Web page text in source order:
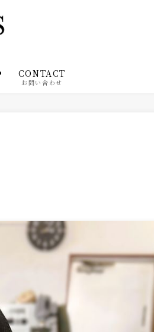
CONTACT
お問い合わせ